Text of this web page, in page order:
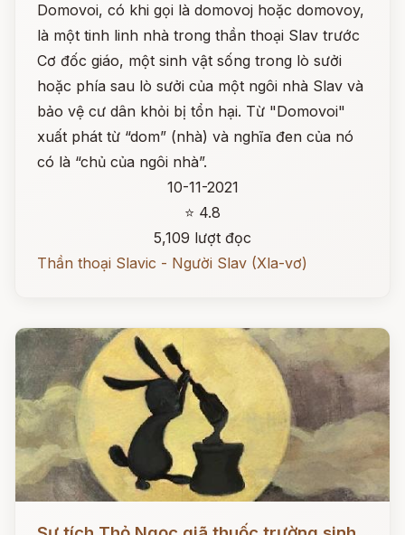
Domovoi, có khi gọi là domovoj hoặc domovoy,
là một tinh linh nhà trong thần thoại Slav trước
Cơ đốc giáo, một sinh vật sống trong lò sưởi
hoặc phía sau lò sưởi của một ngôi nhà Slav và
bảo vệ cư dân khỏi bị tổn hại. Từ "Domovoi"
xuất phát từ “dom” (nhà) và nghĩa đen của nó
có là “chủ của ngôi nhà”.
10-11-2021
⭐ 4.8
5,109 lượt đọc
Thần thoại Slavic - Người Slav (Xla-vơ)